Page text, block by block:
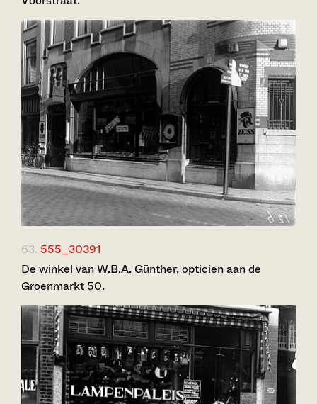
63. 555_30391
De winkel van W.B.A. Günther, opticien aan de
Groenmarkt 50.